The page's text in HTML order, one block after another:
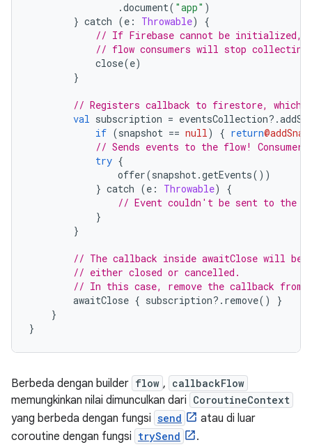
.document( "app" )
} catch (e : Throwable)
{
// If Firebase cannot be initialized,
// flow consumers will stop collecting
close(e)
}
// Registers callback to firestore, which
val subscription = eventsCollection?.
if (snapshot == null) { return
// Sends events to the flow!
try {
offer(snapshot.getEvents())
} catch (e : Throwable)
{
// Event couldn't be sent to the
}
}
// The callback inside awaitClose will be
// either closed or cancelled.
// In this case, remove the callback from
awaitClose { subscription?. remove()
}
}
}
Berbeda dengan builder flow , callbackFlow
memungkinkan nilai dimunculkan dari CoroutineContext
yang berbeda dengan fungsi send
atau di luar
coroutine dengan fungsi trySend .